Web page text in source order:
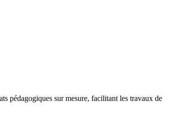
pédagogiques sur mesure, facilitant les travaux de